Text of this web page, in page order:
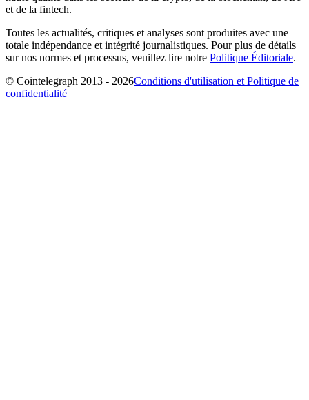
et de la fintech.
Toutes les actualités, critiques et analyses sont produites avec une
totale indépendance et intégrité journalistiques. Pour plus de détails
sur nos normes et processus, veuillez lire notre Politique Éditoriale.
© Cointelegraph 2013 - 2026Conditions d'utilisation et Politique de
confidentialité